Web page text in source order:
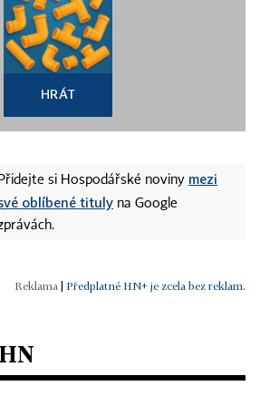
HRÁT
Přidejte si Hospodářské noviny mezi
oblíbené tituly na Google
Předplatné HN+ je zcela bez reklam.